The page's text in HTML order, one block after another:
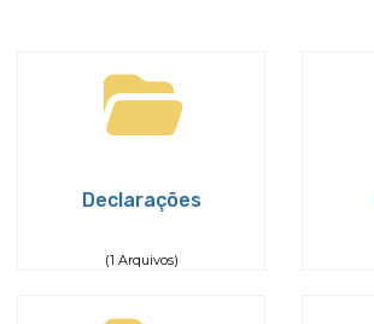
Declarações
(1 Arquivos)